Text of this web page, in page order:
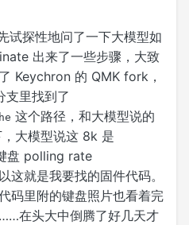
试探性地问了一下大模型如
出来了一些步骤，大致
Keychron 的 QMK fork，
支里找到了
这个路径，和大模型说的
大模型说这 8k 是
盘 polling rate
这就是我要找的固件代码。
码里附的键盘照片也看着完
在头大中倒腾了好几天才